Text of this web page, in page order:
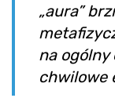
„aura”
na ogólny
chwilowe